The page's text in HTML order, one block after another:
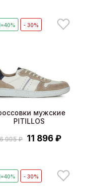
- 30%
мужские
PITILLOS
995 ₽ 11 896 ₽
- 30%